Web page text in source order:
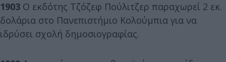
1903 Ο εκδότης Τζόζεφ Πούλιτζερ παραχωρεί 2 εκ.
δολάρια στο Πανεπιστήμιο Κολούμπια για να
ιδρύσει σχολή δημοσιογραφίας.